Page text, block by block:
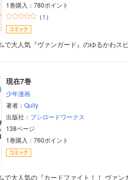
1巻購入：780ポイント
（1 ）
で大人気『ヴァンガード』のゆるかわス
現在7巻
少年漫画
著者： Quily
出版社： ブシロードワークス
138ページ
1巻購入：760ポイント
で大人気の『カードファイト！！ ヴァ